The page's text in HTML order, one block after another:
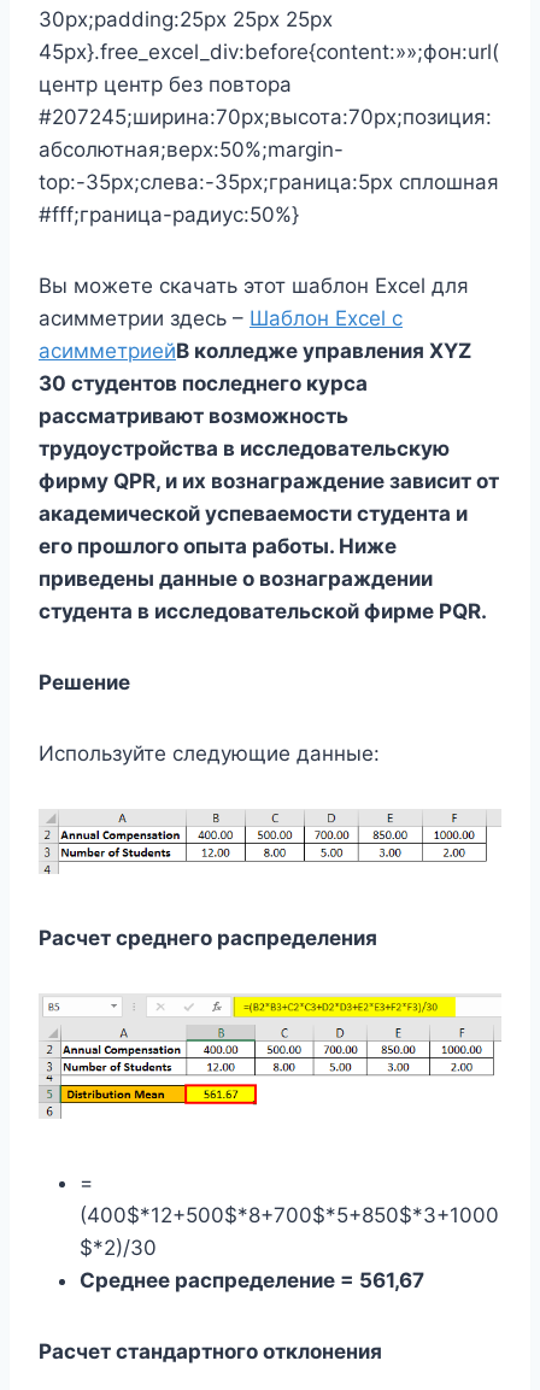
30px;padding:25px 25px 25px
45px}.free_excel_div:before{content:»»;фон:url(
центр центр без повтора
#207245;ширина:70px;высота:70px;позиция:
абсолютная;верх:50%;margin-
top:-35px;слева:-35px;граница:5px сплошная
#fff;граница-радиус:50%}
Вы можете скачать этот шаблон Excel для
асимметрии здесь – Шаблон Excel с
асимметриейВ колледже управления XYZ
30 студентов последнего курса
рассматривают возможность
трудоустройства в исследовательскую
фирму QPR, и их вознаграждение зависит от
академической успеваемости студента и
его прошлого опыта работы. Ниже
приведены данные о вознаграждении
студента в исследовательской фирме PQR.
Решение
Используйте следующие данные:
Расчет среднего распределения
=
(400$*12+500$*8+700$*5+850$*3+1000
$*2)/30
Среднее распределение = 561,67
Расчет стандартного отклонения